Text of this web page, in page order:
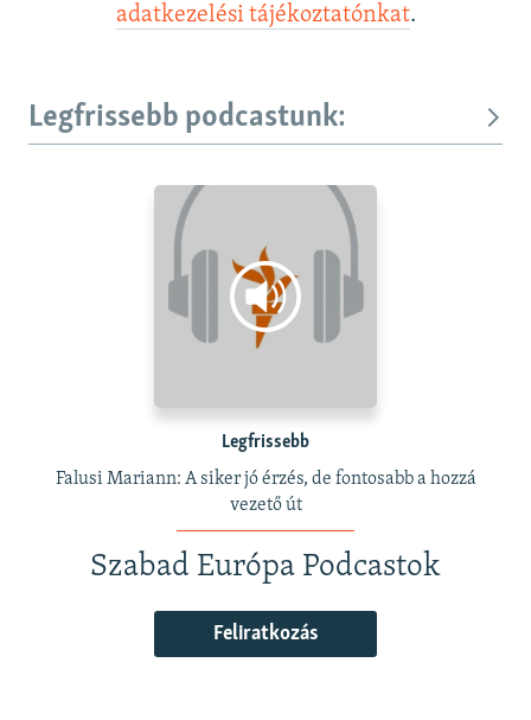
adatkezelési tájékoztatónkat.
Legfrissebb podcastunk:
Legfrissebb
Falusi Mariann: A siker jó érzés, de fontosabb a hozzá
vezető út
Szabad Európa Podcastok
Feliratkozás